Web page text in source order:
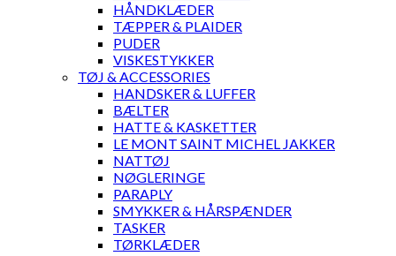
HÅNDKLÆDER
TÆPPER & PLAIDER
PUDER
VISKESTYKKER
TØJ & ACCESSORIES
HANDSKER & LUFFER
BÆLTER
HATTE & KASKETTER
LE MONT SAINT MICHEL JAKKER
NATTØJ
NØGLERINGE
PARAPLY
SMYKKER & HÅRSPÆNDER
TASKER
TØRKLÆDER